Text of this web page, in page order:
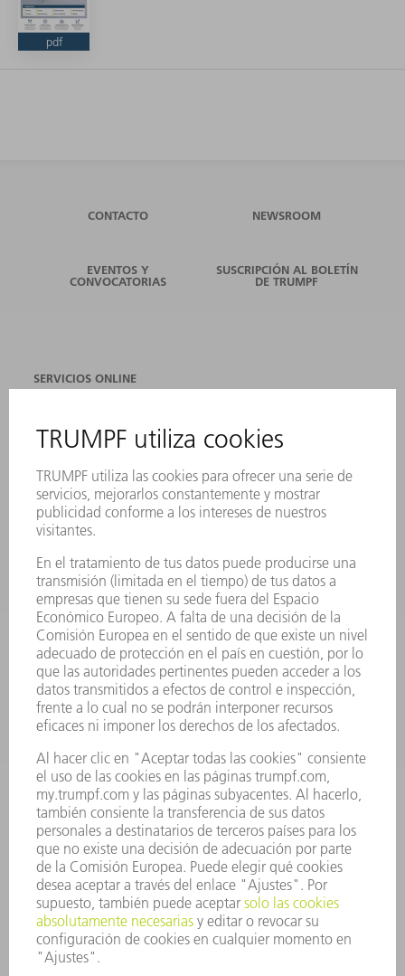
pdf
CONTACTO NEWSROOM
EVENTOS Y
CONVOCATORIAS
SUSCRIPCIÓN AL BOLETÍN
DE TRUMPF
SERVICIOS ONLINE
EVENTOS Y CONVOCATORIAS
REGISTRO PARA EL BOLETÍN INFORMATIVO
FICHAS TÉCNICAS DE SEGURIDAD
PRODUCTOS
MÁQUINAS Y SISTEMAS
LÁSER
HERRAMIENTAS PORTÁTILES
FÁBRICA INTELIGENTE
SOFTWARE
SERVICIOS
APLICACIONES
SECTORES
EMPRESA
CARRERA PROFESIONAL
OFERTAS DE TRABAJO
PERFIL DE LA EMPRESA
INFORME ANUAL
PRINCIPIOS CORPORATIVOS
CUMPLIMIENTO
SISTEMA DE INFORMADORES
SEGURIDAD
COMUNICADOS DE PRENSA
REVISTAS
SOSTENIBILIDAD
MEDIO AMBIENTE Y CLIMA
SOCIEDAD Y EMPRESA
GESTIÓN EMPRESARIAL